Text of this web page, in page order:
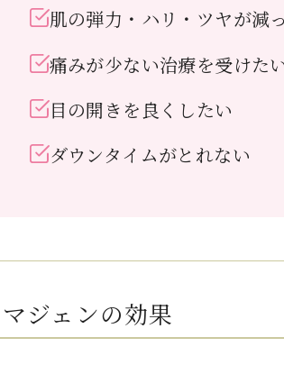
肌の弾力・ハリ・ツヤが減
痛みが少ない治療を受けた
目の開きを良くしたい
ダウンタイムがとれない
ジェンの効果